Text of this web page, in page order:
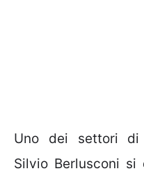
Uno dei settori di
Silvio Berlusconi